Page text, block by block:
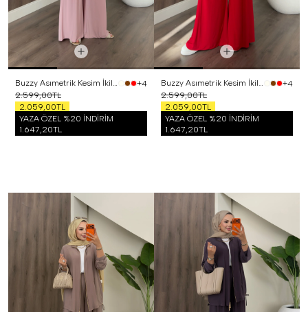
Buzzy Asımetrik Kesim İkili Takım Pembe
+4
2.599,00TL
2.059,00TL
YAZA ÖZEL %20 İNDİRİM
1.647,20TL
Buzzy Asımetrik Kesim İkili Takım Kırmızı
+4
2.599,00TL
2.059,00TL
YAZA ÖZEL %20 İNDİRİM
1.647,20TL